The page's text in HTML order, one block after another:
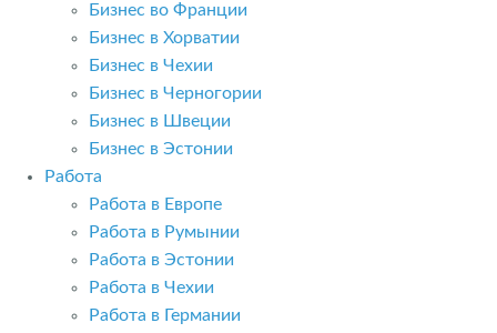
Бизнес во Франции
Бизнес в Хорватии
Бизнес в Чехии
Бизнес в Черногории
Бизнес в Швеции
Бизнес в Эстонии
Работа
Работа в Европе
Работа в Румынии
Работа в Эстонии
Работа в Чехии
Работа в Германии